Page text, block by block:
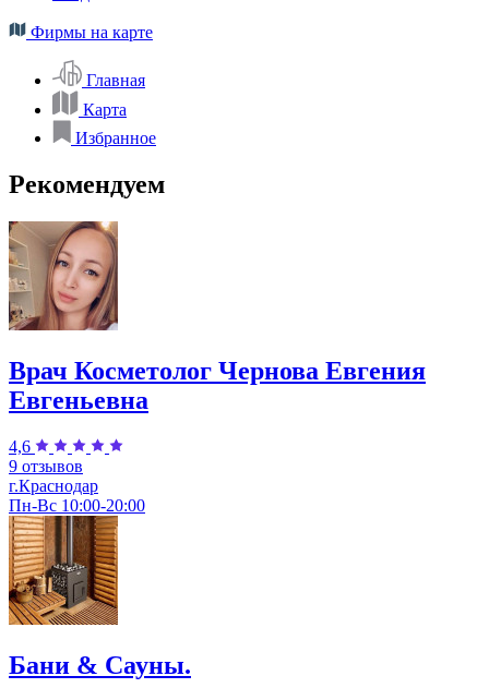
Фирмы на карте
Главная
Карта
Избранное
Рекомендуем
Врач Косметолог Чернова Евгения
Евгеньевна
4,6
9 отзывов
г.Краснодар
Пн-Вс 10:00-20:00
Бани & Сауны.